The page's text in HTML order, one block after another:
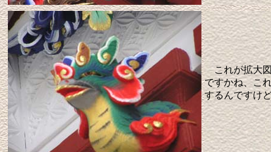
これが拡大図
ですかね、こ
するんですけ